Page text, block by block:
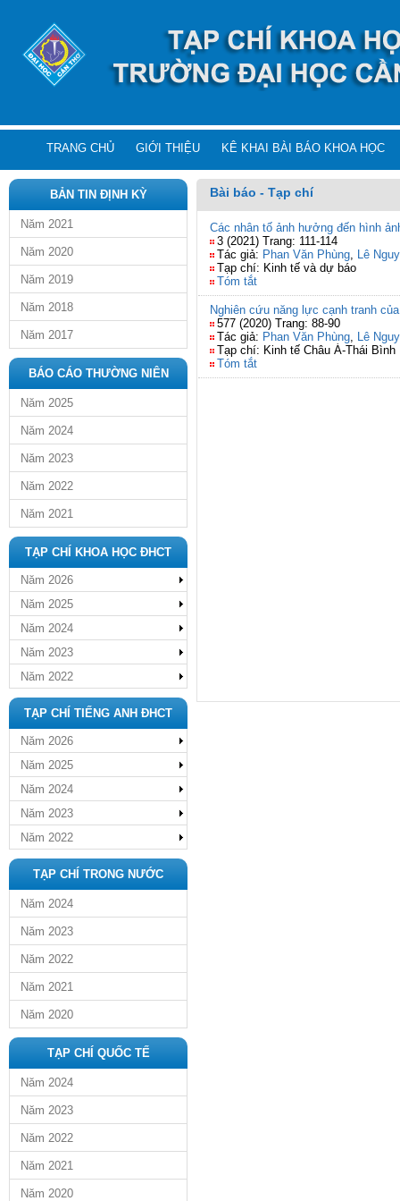
TRANG CHỦ GIỚI THIỆU KÊ KHAI BÀI BÁO KHOA HỌC
BẢN TIN ĐỊNH KỲ
Năm 2021
Năm 2020
Năm 2019
Năm 2018
Năm 2017
BÁO CÁO THƯỜNG NIÊN
Năm 2025
Năm 2024
Năm 2023
Năm 2022
Năm 2021
TẠP CHÍ KHOA HỌC ĐHCT
Năm 2026
Năm 2025
Năm 2024
Năm 2023
Năm 2022
TẠP CHÍ TIẾNG ANH ĐHCT
Năm 2026
Năm 2025
Năm 2024
Năm 2023
Năm 2022
TẠP CHÍ TRONG NƯỚC
Năm 2024
Năm 2023
Năm 2022
Năm 2021
Năm 2020
TẠP CHÍ QUỐC TẾ
Năm 2024
Năm 2023
Năm 2022
Năm 2021
Năm 2020
Bài báo - Tạp chí
Các nhân tố ảnh hưởng đến hình
3 (2021) Trang: 111-114
Tác giả: Phan Văn Phùng, Lê
Tạp chí: Kinh tế và dự báo
Tóm tắt
Nghiên cứu năng lực cạnh tranh
577 (2020) Trang: 88-90
Tác giả: Phan Văn Phùng, Lê
Tạp chí: Kinh tế Châu Á-Thái
Tóm tắt